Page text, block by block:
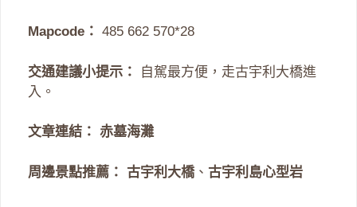
Mapcode： 485 662 570*28
交通建議小提示：
自駕最方便，走古宇利大橋進
入。
文章連結： 赤墓海灘
周邊景點推薦： 古宇利大橋、 古宇利島心型岩